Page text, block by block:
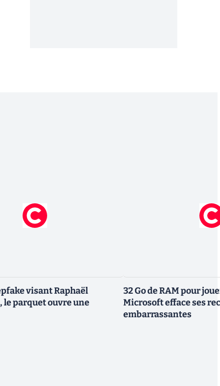
visant Raphaël
le parquet ouvre une
32 Go de RAM pour
Microsoft efface ses
embarrassantes